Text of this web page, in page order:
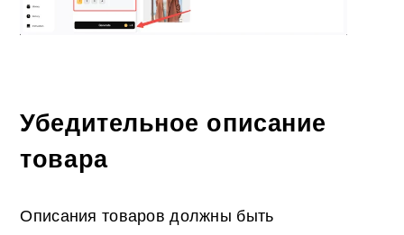
Убедительное описание
товара
Описания товаров должны быть